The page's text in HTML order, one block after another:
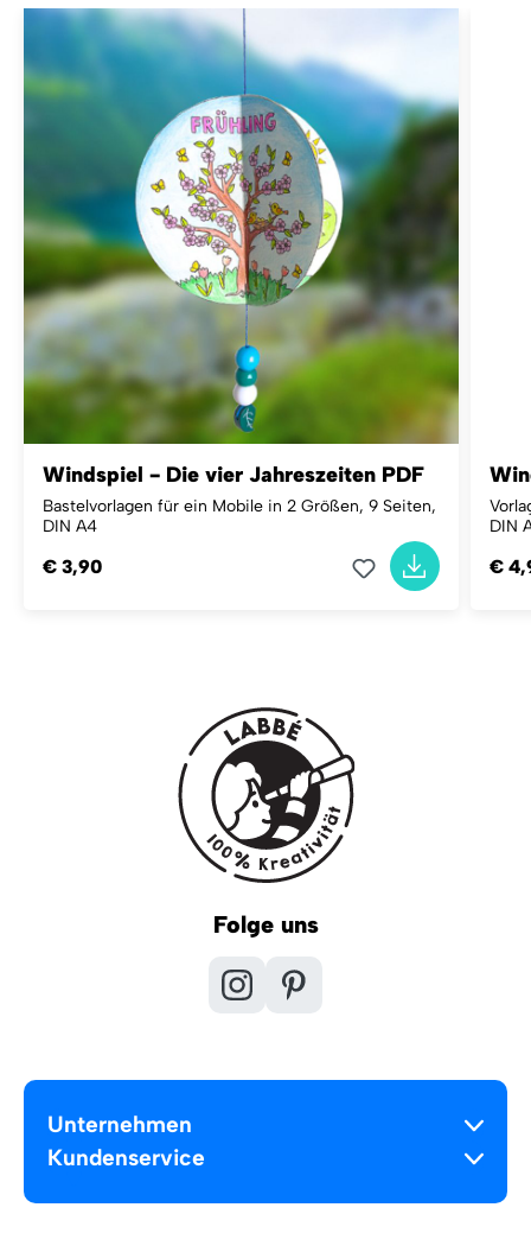
Windspiel - Die vier Jahreszeiten PDF
Bastelvorlagen für ein Mobile in 2 Größen, 9 Seiten,
DIN A4
€ 3,90
DIN
€
Folge uns
Unternehmen
Kundenservice